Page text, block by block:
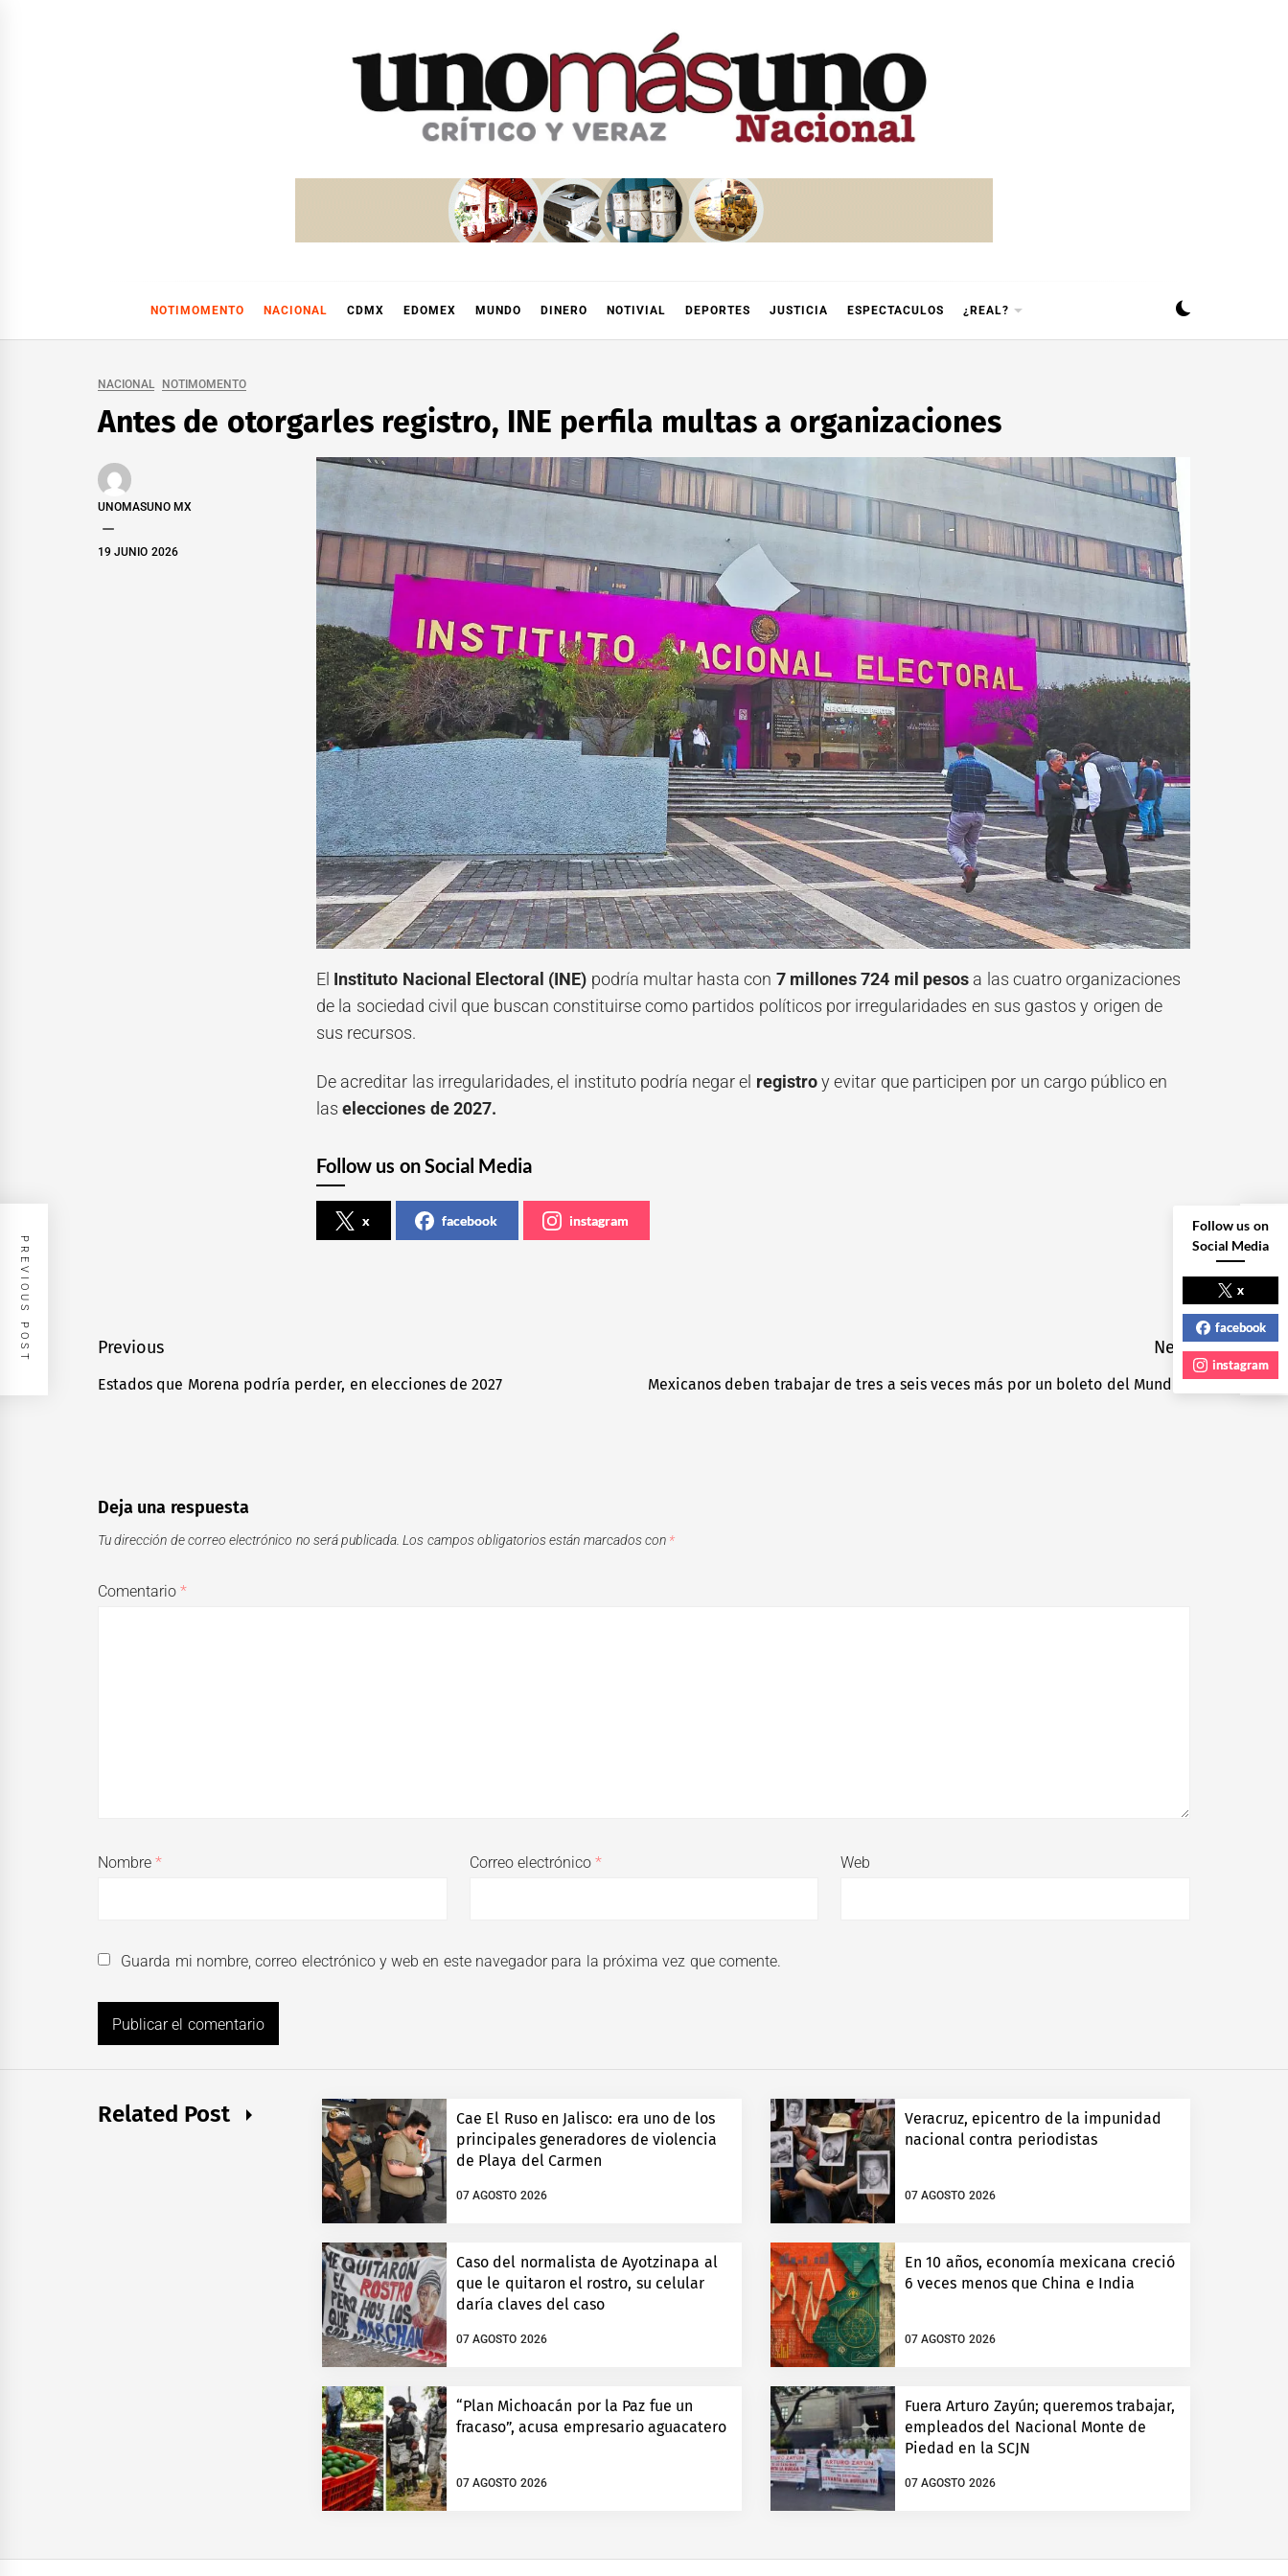
NOTIMOMENTO NACIONAL CDMX EDOMEX MUNDO DINERO NOTIVIAL DEPORTES JUSTICIA ESPECTACULOS ¿REAL?
NACIONAL NOTIMOMENTO
Antes de otorgarles registro, INE perfila multas a organizaciones
UNOMASUNO MX
19 JUNIO 2026
El Instituto Nacional Electoral (INE) podría multar hasta con 7 millones 724 mil pesos a las cuatro organizaciones
de la sociedad civil que buscan constituirse como partidos políticos por irregularidades en sus gastos y origen de
sus recursos.
De acreditar las irregularidades, el instituto podría negar el registroy evitar que participen por un cargo público en
laselecciones de 2027.
Follow us on Social Media
x facebook instagram
Navegación
de
Previous
Previous
Estados que Morena podría perder, en elecciones de 2027
Next
Next
Mexicanos deben trabajar de tres a seis veces más por un boleto del Mundial
PREVIOUS POST NEXT POST
Deja una respuesta
Tu dirección de correo electrónico no será publicada. Los campos obligatorios están marcados con *
Comentario*
Nombre* Correo electrónico* Web
Guarda mi nombre, correo electrónico y web en este navegador para la próxima vez que comente.
Related Post
Cae El Ruso en Jalisco: era uno de los
principales generadores de violencia
de Playa del Carmen
07 AGOSTO 2026
Veracruz, epicentro de la impunidad
nacional contra periodistas
07 AGOSTO 2026
Caso del normalista de Ayotzinapa al
que le quitaron el rostro, su celular
daría claves del caso
07 AGOSTO 2026
En 10 años, economía mexicana creció
6 veces menos que China e India
07 AGOSTO 2026
“Plan Michoacán por la Paz fue un
fracaso”, acusa empresario aguacatero
07 AGOSTO 2026
Fuera Arturo Zayún; queremos trabajar,
empleados del Nacional Monte de
Piedad en la SCJN
07 AGOSTO 2026
Follow us on
Social Media
x
facebook
instagram